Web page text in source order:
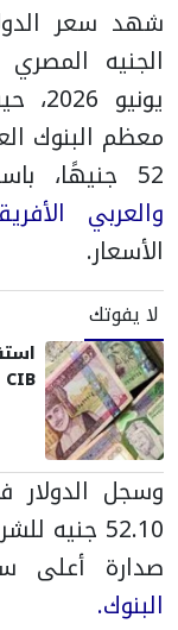
شهد سعر
معظم البنوك
52 جنيهًا، باستثناء
والعربي
الأسعار.
لا يفوتك
CIB
وسجل
صدارة أعلى
البنوك.